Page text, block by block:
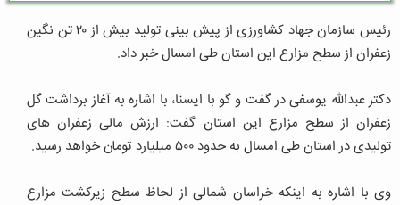
رئیس سازمان جهاد کشاورزی از پیش بینی تولید بیش از ۲۰ تن نگین
زعفران از سطح مزارع این استان طی امسال خبر داد.
دکتر عبدالله یوسفی در گفت و گو با ایسنا، با اشاره به آغاز برداشت گل
زعفران از سطح مزارع این استان گفت: ارزش مالی زعفران های
تولیدی در استان طی امسال به حدود ۵۰۰ میلیارد تومان خواهد رسید.
وی با اشاره به اینکه خراسان شمالی از لحاظ سطح زیرکشت مزارع